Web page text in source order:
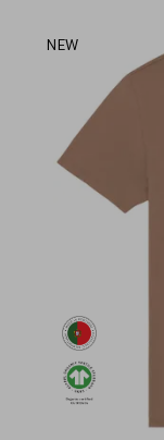
NEW